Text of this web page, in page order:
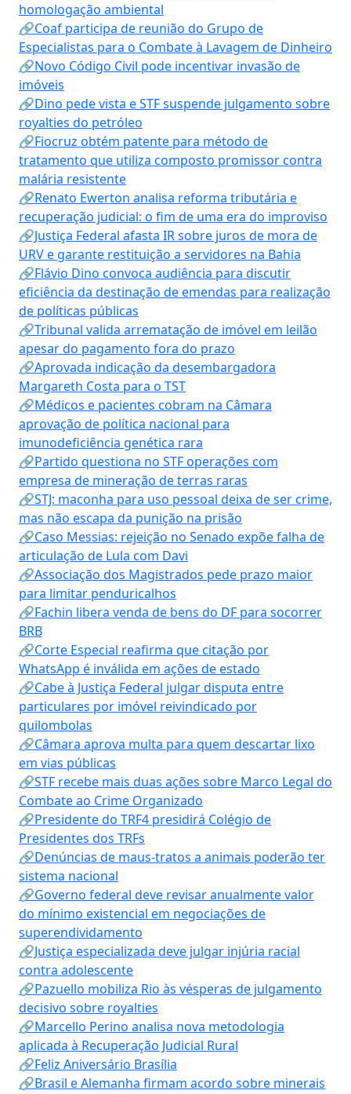
homologação ambiental
🔗Coaf participa de reunião do Grupo de
Especialistas para o Combate à Lavagem de Dinheiro
🔗Novo Código Civil pode incentivar invasão de
imóveis
🔗Dino pede vista e STF suspende julgamento sobre
royalties do petróleo
🔗Fiocruz obtém patente para método de
tratamento que utiliza composto promissor contra
malária resistente
🔗Renato Ewerton analisa reforma tributária e
recuperação judicial: o fim de uma era do improviso
🔗Justiça Federal afasta IR sobre juros de mora de
URV e garante restituição a servidores na Bahia
🔗Flávio Dino convoca audiência para discutir
eficiência da destinação de emendas para realização
de políticas públicas
🔗Tribunal valida arrematação de imóvel em leilão
apesar do pagamento fora do prazo
🔗Aprovada indicação da desembargadora
Margareth Costa para o TST
🔗Médicos e pacientes cobram na Câmara
aprovação de política nacional para
imunodeficiência genética rara
🔗Partido questiona no STF operações com
empresa de mineração de terras raras
🔗STJ: maconha para uso pessoal deixa de ser crime,
mas não escapa da punição na prisão
🔗Caso Messias: rejeição no Senado expõe falha de
articulação de Lula com Davi
🔗Associação dos Magistrados pede prazo maior
para limitar penduricalhos
🔗Fachin libera venda de bens do DF para socorrer
BRB
🔗Corte Especial reafirma que citação por
WhatsApp é inválida em ações de estado
🔗Cabe à Justiça Federal julgar disputa entre
particulares por imóvel reivindicado por
quilombolas
🔗Câmara aprova multa para quem descartar lixo
em vias públicas
🔗STF recebe mais duas ações sobre Marco Legal do
Combate ao Crime Organizado
🔗Presidente do TRF4 presidirá Colégio de
Presidentes dos TRFs
🔗Denúncias de maus-tratos a animais poderão ter
sistema nacional
🔗Governo federal deve revisar anualmente valor
do mínimo existencial em negociações de
superendividamento
🔗Justiça especializada deve julgar injúria racial
contra adolescente
🔗Pazuello mobiliza Rio às vésperas de julgamento
decisivo sobre royalties
🔗Marcello Perino analisa nova metodologia
aplicada à Recuperação Judicial Rural
🔗Feliz Aniversário Brasília
🔗Brasil e Alemanha firmam acordo sobre minerais